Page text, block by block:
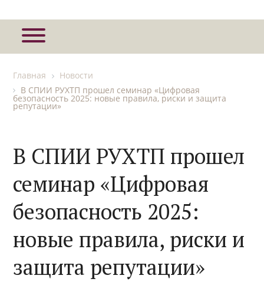
Главная
Новости
В СПИИ РУХТП прошел семинар «Цифровая
безопасность 2025: новые правила, риски и защита
репутации»
В СПИИ РУХТП прошел
семинар «Цифровая
безопасность 2025:
новые правила, риски и
защита репутации»